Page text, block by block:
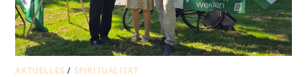
AKTUELLES / SPIRITUALITÄT